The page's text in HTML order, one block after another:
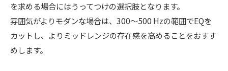
を求める場合にはうってつけの選択肢となります。
雰囲気がよりモダンな場合は、300〜500 Hzの範囲でEQを
カットし、よりミッドレンジの存在感を高めることをおすす
めします。